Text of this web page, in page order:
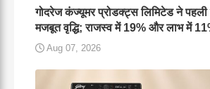
गोदरेज कंज्यूमर प्रोडक्ट्स लिमिटेड ने पहली
मजबूत वृद्धि; राजस्व में 19% और लाभ में
Aug 07, 2026